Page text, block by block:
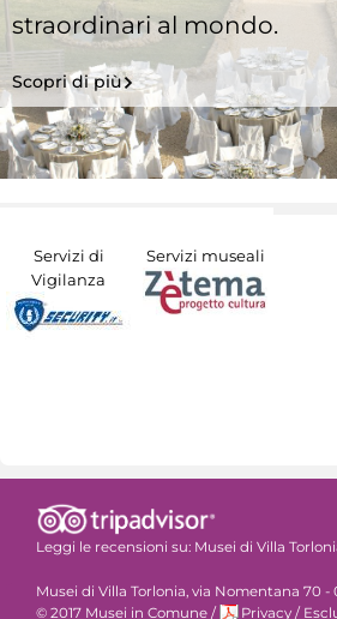
straordinari al mondo.
Scopri di più
Servizi di
Vigilanza
Servizi museali
Leggi le recensioni su: Musei di Villa
Musei di Villa Torlonia, via Nomentana 70 -
© 2017 Musei in Comune / Privacy /